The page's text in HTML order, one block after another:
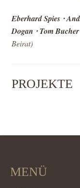
Eberhard Spies ⋅
Dogan ⋅ Tom
Beirat)
PROJEKTE
MENÜ